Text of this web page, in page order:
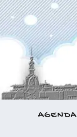
AGENDA